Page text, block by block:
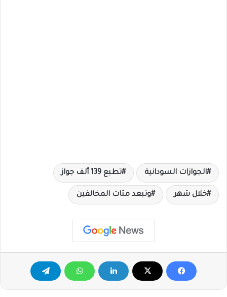
الجوازات السودانية تطبع 139 ألف جواز
خلال شهر وتبعد مئات المخالفين